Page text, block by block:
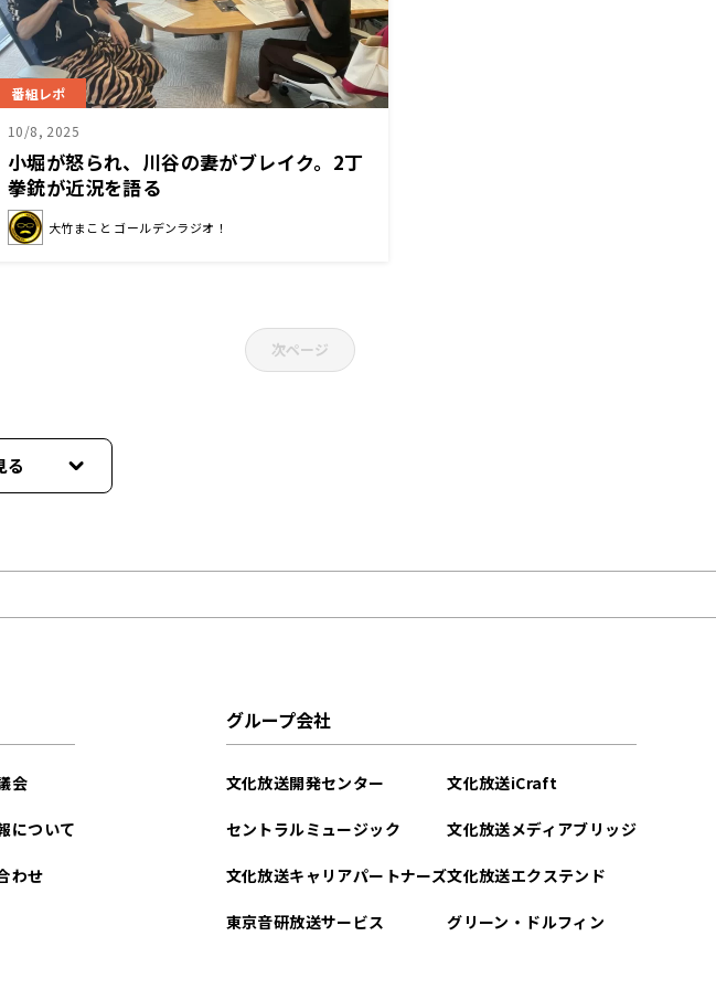
番組レポ
10/8, 2025
小堀が怒られ、川谷の妻がブレイク。2丁
拳銃が近況を語る
大竹まこと ゴールデンラジオ！
次ページ
る
会
について
わせ
グループ会社
文化放送開発センター
セントラルミュージック
文化放送キャリアパートナーズ
東京音研放送サービス
文化放送iCraft
文化放送メディアブリッジ
文化放送エクステンド
グリーン・ドルフィン